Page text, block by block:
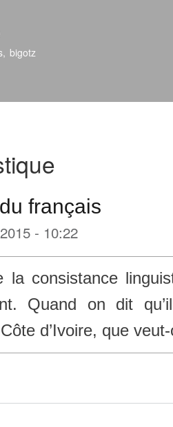
bigotz
français
- 10:22
la consistance
Quand on dit
d’Ivoire, que